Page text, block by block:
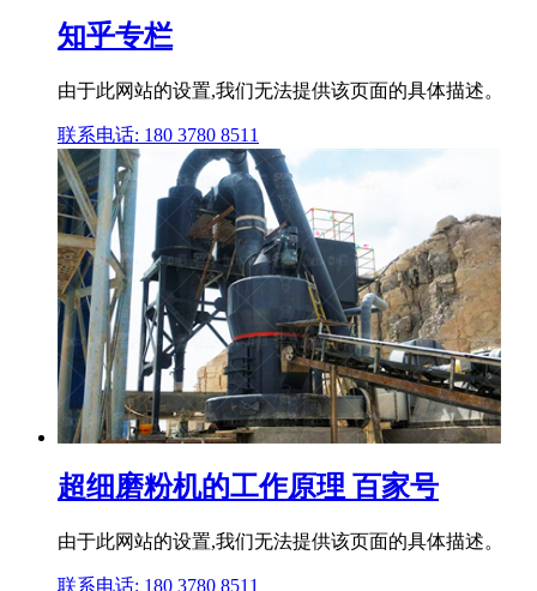
知乎专栏
由于此网站的设置,我们无法提供该页面的具体描述。
联系电话: 180 3780 8511
超细磨粉机的工作原理 百家号
由于此网站的设置,我们无法提供该页面的具体描述。
联系电话: 180 3780 8511